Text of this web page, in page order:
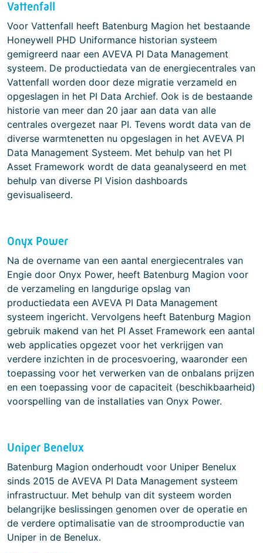
Vattenfall
Voor Vattenfall heeft Batenburg Magion het bestaande
Honeywell PHD Uniformance historian systeem
gemigreerd naar een AVEVA PI Data Management
systeem. De productiedata van de energiecentrales van
Vattenfall worden door deze migratie verzameld en
opgeslagen in het PI Data Archief. Ook is de bestaande
historie van meer dan 20 jaar aan data van alle
centrales overgezet naar PI. Tevens wordt data van de
diverse warmtenetten nu opgeslagen in het AVEVA PI
Data Management Systeem. Met behulp van het PI
Asset Framework wordt de data geanalyseerd en met
behulp van diverse PI Vision dashboards
gevisualiseerd.
Onyx Power
Na de overname van een aantal energiecentrales van
Engie door Onyx Power, heeft Batenburg Magion voor
de verzameling en langdurige opslag van
productiedata een AVEVA PI Data Management
systeem ingericht. Vervolgens heeft Batenburg Magion
gebruik makend van het PI Asset Framework een aantal
web applicaties opgezet voor het verkrijgen van
verdere inzichten in de procesvoering, waaronder een
toepassing voor het verwerken van de onbalans prijzen
en een toepassing voor de capaciteit (beschikbaarheid)
voorspelling van de installaties van Onyx Power.
Uniper Benelux
Batenburg Magion onderhoudt voor Uniper Benelux
sinds 2015 de AVEVA PI Data Management systeem
infrastructuur. Met behulp van dit systeem worden
belangrijke beslissingen genomen over de operatie en
de verdere optimalisatie van de stroomproductie van
Uniper in de Benelux.